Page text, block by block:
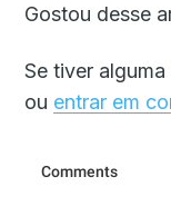
Gostou desse
Se tiver
ou entrar em